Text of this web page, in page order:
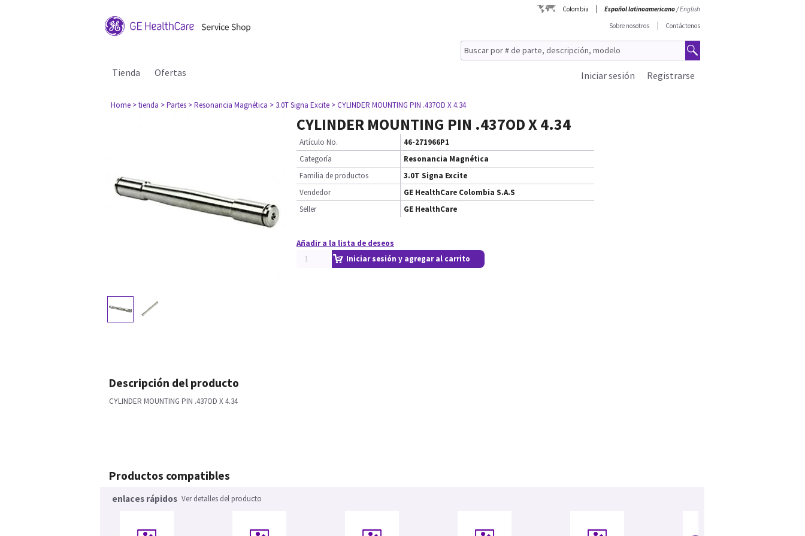
Colombia Español latinoamericano/English
Sobre nosotros
Contáctenos
Tienda Ofertas Registrarse
Iniciar sesión
Home > tienda > Partes > Resonancia Magnética > 3.0T Signa Excite > CYLINDER MOUNTING PIN .437OD X 4.34
CYLINDER MOUNTING PIN .437OD X 4.34
Artículo No.
46-271966P1
Categoría
Resonancia Magnética
Familia de productos
3.0T Signa Excite
Vendedor
GE HealthCare Colombia S.A.S
Seller
GE HealthCare
Añadir a la lista de deseos
Iniciar sesión y agregar al carrito
Descripción del producto
CYLINDER MOUNTING PIN .437OD X 4.34
Productos compatibles
enlaces rápidos Ver detalles del producto